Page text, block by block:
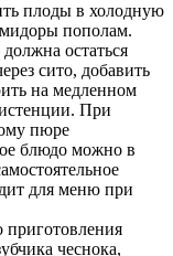
плоды в холодную
пополам.
остаться
сито, добавить
на медленном
При
пюре
блюдо можно в
для меню при
приготовления
чеснока,